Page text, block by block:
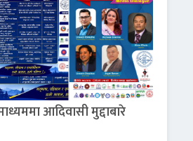
आदिवासी मुद्दाबारे